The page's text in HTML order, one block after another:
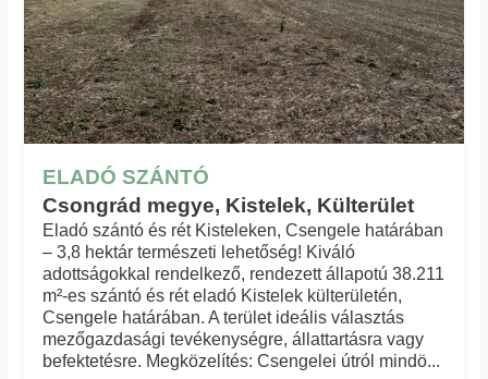
ELADÓ SZÁNTÓ
Csongrád megye, Kistelek, Külterület
Eladó szántó és rét Kisteleken, Csengele határában
– 3,8 hektár természeti lehetőség! Kiváló
adottságokkal rendelkező, rendezett állapotú 38.211
m²-es szántó és rét eladó Kistelek külterületén,
Csengele határában. A terület ideális választás
mezőgazdasági tevékenységre, állattartásra vagy
befektetésre. Megközelítés: Csengelei útról mindö...